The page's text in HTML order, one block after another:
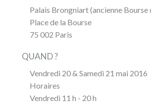
Palais Brongniart (ancienne Bourse
Place de la Bourse
75 002 Paris
QUAND ?
Vendredi 20 & Samedi 21 mai 2016
Horaires
Vendredi 11 h - 20 h